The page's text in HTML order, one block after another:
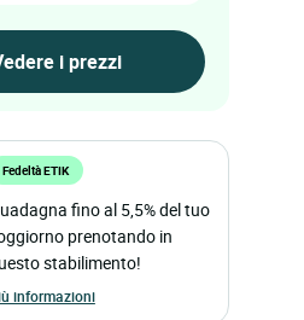
Fedeltà ETIK
fino al 5,5% del tuo
prenotando in
stabilimento!
informazioni